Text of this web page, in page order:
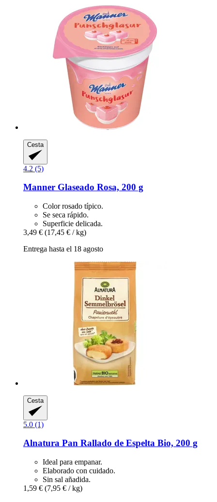
Cesta
4.2 (5)
Manner Glaseado Rosa, 200 g
Color rosado típico.
Se seca rápido.
Superficie delicada.
3,49 € (17,45 € / kg)
Entrega hasta el 18 agosto
Cesta
5.0 (1)
Alnatura Pan Rallado de Espelta Bio, 200 g
Ideal para empanar.
Elaborado con cuidado.
Sin sal añadida.
1,59 € (7,95 € / kg)